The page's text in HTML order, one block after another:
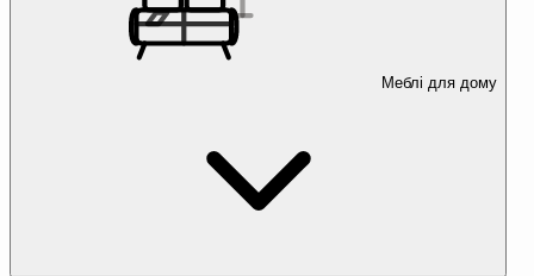
Меблі для дому